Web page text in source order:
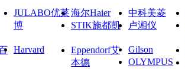
JULABO优莱
博
海尔Haier 中科美菱
STIK施都凯
卢湘仪
Harvard
Eppendorf艾
本德
Gilson
OLYMPUS